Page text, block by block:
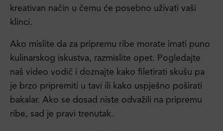
kreativan način u čemu će posebno uživati vaši
klinci.
Ako mislite da za pripremu ribe morate imati puno
kulinarskog iskustva, razmislite opet. Pogledajte
naš video vodič i doznajte kako filetirati skušu pa
je brzo pripremiti u tavi ili kako uspješno poširati
bakalar. Ako se dosad niste odvažili na pripremu
ribe, sad je pravi trenutak.